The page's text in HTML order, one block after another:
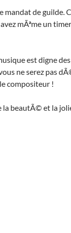
mandat de guilde.
mÃªme un
est digne
ne serez pas
compositeur !
la beautÃ© et la